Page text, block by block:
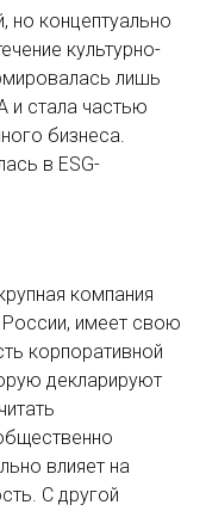
но концептуально
культурно-
лишь
и стала частью
бизнеса.
в ESG-
компания
имеет свою
корпоративной
декларируют
влияет на
С другой